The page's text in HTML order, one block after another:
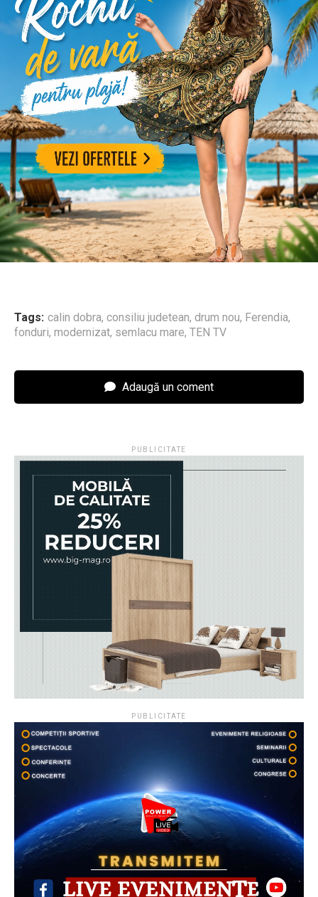
Tags: calin dobra, consiliu judetean, drum nou, Ferendia,
fonduri, modernizat, semlacu mare, TEN TV
Adaugă un coment
PUBLICITATE
PUBLICITATE